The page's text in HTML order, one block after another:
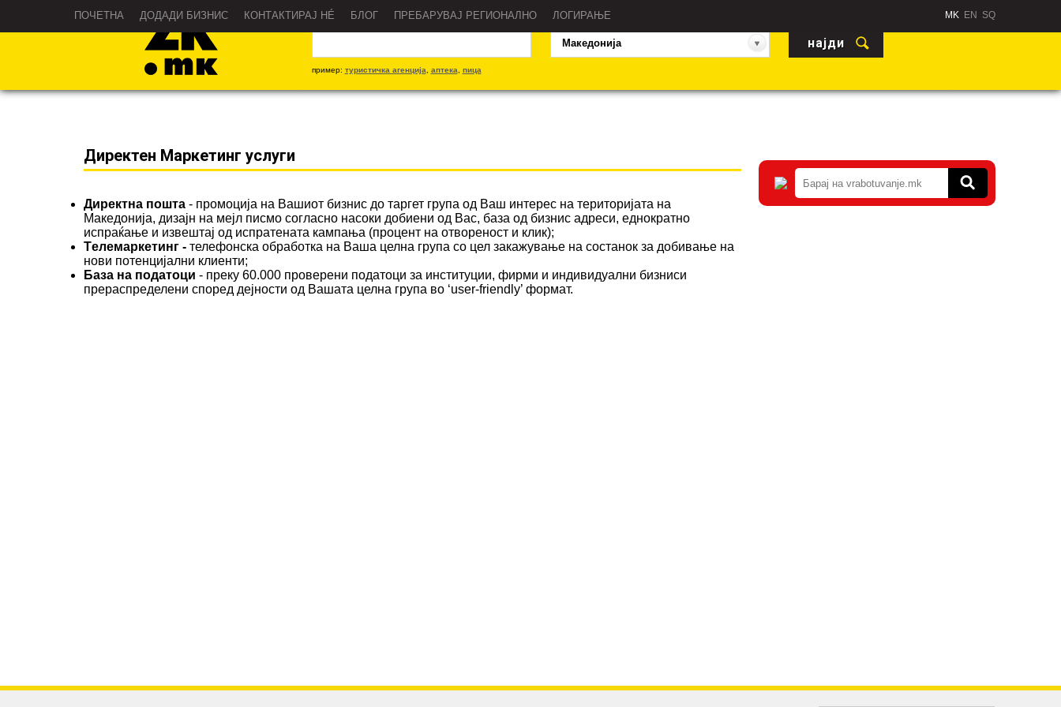
ПОЧЕТНА ДОДАДИ БИЗНИС КОНТАКТИРАЈ НÉ БЛОГ ПРЕБАРУВАЈ РЕГИОНАЛНО ЛОГИРАЊЕ MK EN SQ
Што?
пример: туристичка агенција аптека пица
Каде?
Директен Маркетинг услуги
Директна пошта- промоција на Вашиот бизнис до таргет група од Ваш интерес на територијата на
Македонија, дизајн на мејл писмо согласно насоки добиени од Вас, база од бизнис адреси, еднократно
испраќање и извештај од испратената кампања (процент на отвореност и клик);
Tелемаркетинг - телефонска обработка на Ваша целна група со цел закажување на состанок за добивање на
нови потенцијални клиенти;
База на податоци - преку 60.000 проверени податоци за институции, фирми и индивидуални бизниси
прераспределени според дејности од Вашата целна група во ‘user-friendly’ формат.